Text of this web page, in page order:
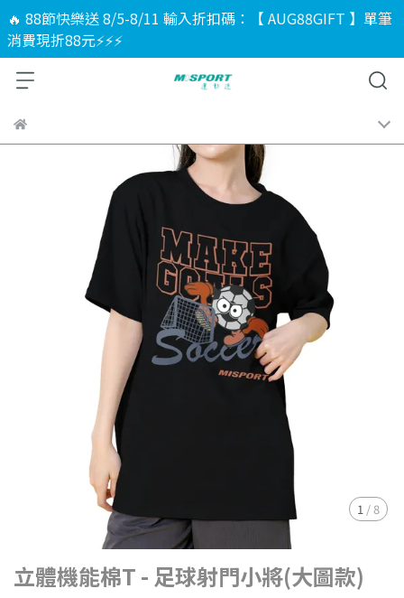
🔥 88節快樂送 8/5-8/11 輸入折扣碼：【 AUG88GIFT 】單筆
消費現折88元⚡⚡⚡
1 /8
立體機能棉T - 足球射門小將(大圖款)